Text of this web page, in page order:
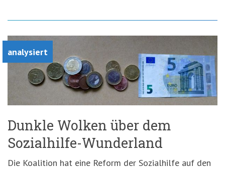
analysiert
Dunkle Wolken über dem
Sozialhilfe-Wunderland
Die Koalition hat eine Reform der Sozialhilfe auf den